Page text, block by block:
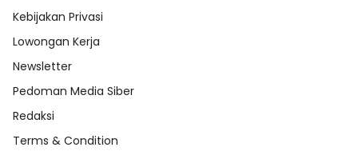
Kebijakan Privasi
Lowongan Kerja
Newsletter
Pedoman Media Siber
Redaksi
Terms & Condition